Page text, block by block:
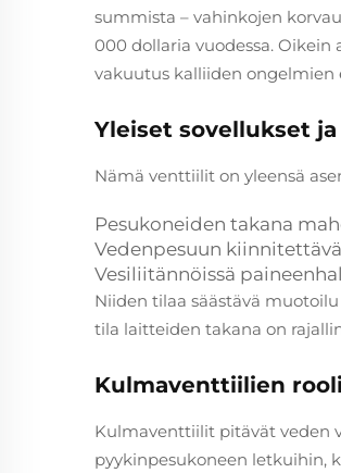
summista – vahinkojen
000 dollaria vuodessa.
vakuutus kalliiden ongelmien
Yleiset sovellukset
Nämä venttiilit on yleensä
Pesukoneiden takana
Vedenpesuun
Vesiliitännöissä
Niiden tilaa säästävä
tila laitteiden takana on
Kulmaventtiilien
Kulmaventtiilit pitävät veden
pyykinpesukoneen letkuihin,